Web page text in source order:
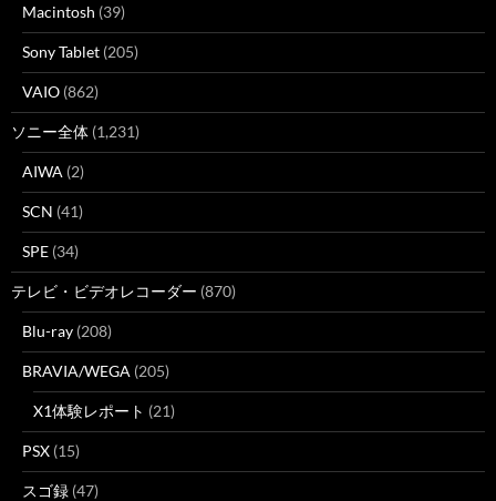
Macintosh (39)
Sony Tablet (205)
VAIO (862)
ソニー全体 (1,231)
AIWA (2)
SCN (41)
SPE (34)
テレビ・ビデオレコーダー (870)
Blu-ray (208)
BRAVIA/WEGA (205)
X1体験レポート (21)
PSX (15)
スゴ録 (47)